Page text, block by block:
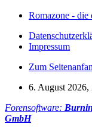
Romazone - die
Impressum
Zum
6. August 2026,
Forensoftware:
GmbH